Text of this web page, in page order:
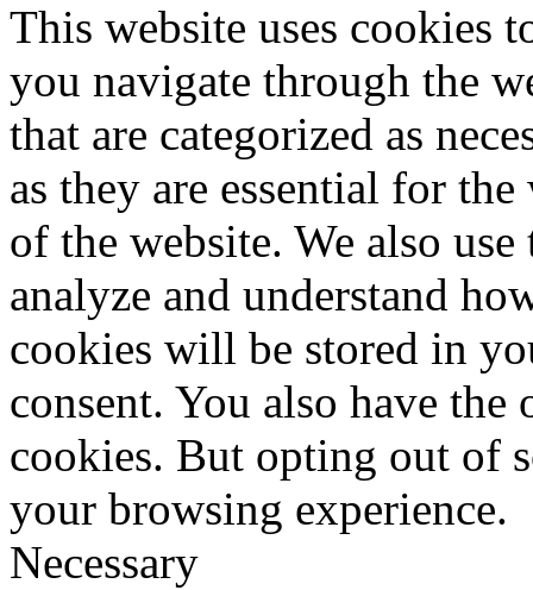
This website uses cookies
you navigate through the
that are categorized as
as they are essential for
of the website. We also
analyze and understand
cookies will be stored in
consent. You also have
cookies. But opting out of
your browsing experience.
Necessary